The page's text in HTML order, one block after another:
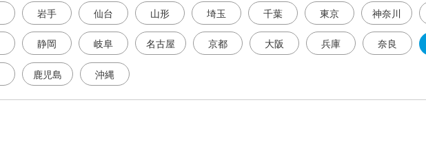
岩手 仙台 山形 埼玉 千葉 東京 神奈川
静岡 岐阜 名古屋 京都 大阪 兵庫 奈良
鹿児島 沖縄